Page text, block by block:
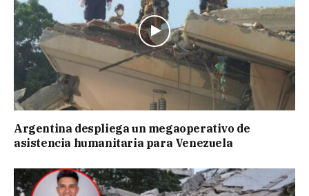
Argentina despliega un megaoperativo de
asistencia humanitaria para Venezuela